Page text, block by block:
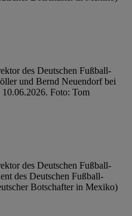
des Deutschen Fußball-
und Bernd Neuendorf bei
Foto: Tom
des Deutschen Fußball-
des Deutschen Fußball-
Botschafter in Mexiko)